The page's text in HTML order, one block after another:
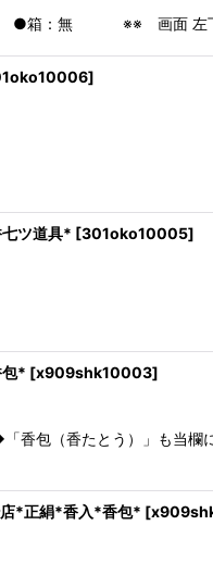
※※ 画面 左下 より 「
]
画面 左下 よ
ツ道具* [301oko10005]
幅cm ※※ 画面
* [x909shk10003]
さいませ。 ◆
正絹*香入*香包* [